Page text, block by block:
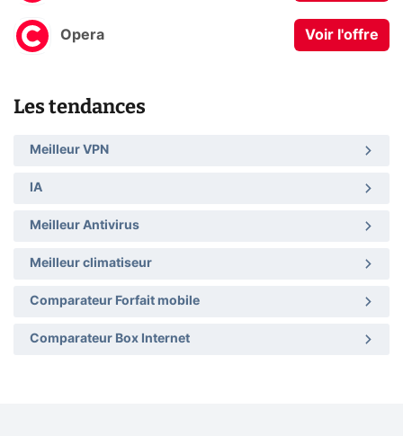
Opera Voir l'offre
Les tendances
Meilleur VPN
IA
Meilleur Antivirus
Meilleur climatiseur
Comparateur Forfait mobile
Comparateur Box Internet